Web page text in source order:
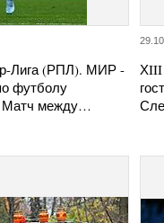
Лига (РПЛ). МИР -
футболу
Матч между…
ХIII